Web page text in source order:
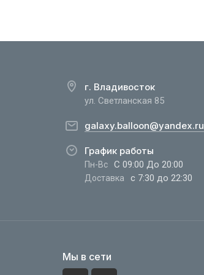
г. Владивосток
ул. Светланская 85
galaxy.balloon@yandex.ru
График работы
Пн-Вс С 09:00 До 20:00
Доставка с 7:30 до 22:30
Мы в сети